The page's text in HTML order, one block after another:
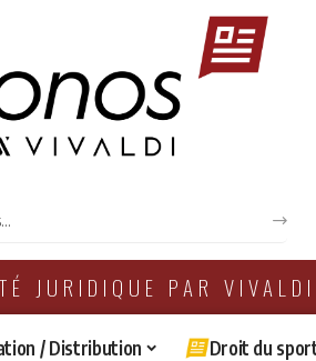
JURIDIQUE PAR VIVALDI
/ Distribution
Droit du